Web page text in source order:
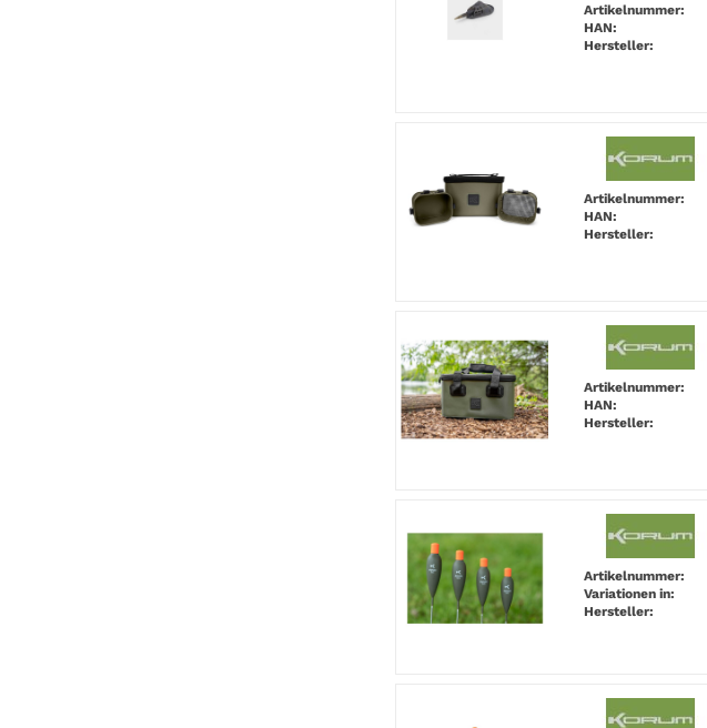
Artikelnummer:
HAN:
Hersteller:
Artikelnummer:
HAN:
Hersteller:
Artikelnummer:
HAN:
Hersteller:
Artikelnummer:
Variationen in:
Hersteller: